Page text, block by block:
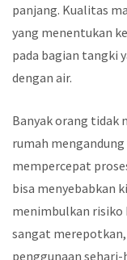
panjang. Kualitas
yang menentukan
pada bagian tangki
dengan air.
Banyak orang tidak
rumah
mempercepat
bisa menyebabkan
menimbulkan risiko
sangat
penggunaan sehari-